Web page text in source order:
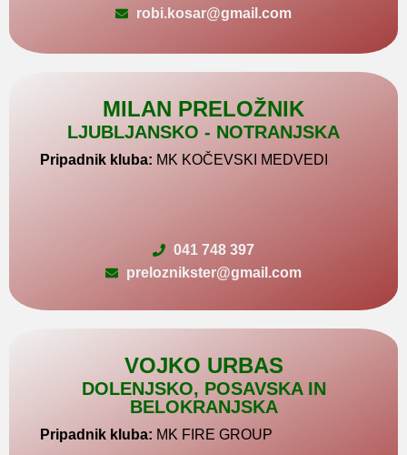
robi.kosar@gmail.com
MILAN PRELOŽNIK
LJUBLJANSKO - NOTRANJSKA
Pripadnik kluba: MK KOČEVSKI MEDVEDI
041 748 397
preloznikster@gmail.com
VOJKO URBAS
DOLENJSKO, POSAVSKA IN
BELOKRANJSKA
Pripadnik kluba: MK FIRE GROUP